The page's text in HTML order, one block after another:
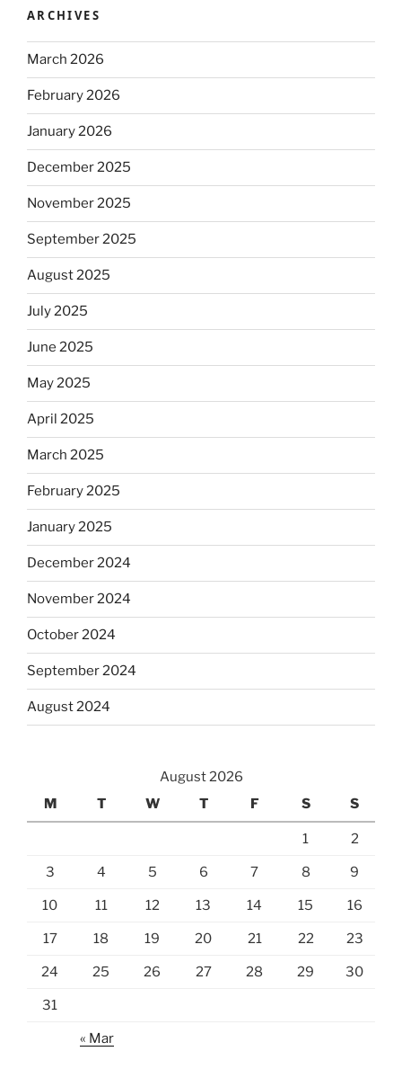
ARCHIVES
March 2026
February 2026
January 2026
December 2025
November 2025
September 2025
August 2025
July 2025
June 2025
May 2025
April 2025
March 2025
February 2025
January 2025
December 2024
November 2024
October 2024
September 2024
August 2024
August 2026
M
T W T F S S
1 2
3 4 5 6 7 8 9
10 11 12 13 14 15 16
17 18 19 20 21 22 23
24 25 26 27 28 29 30
31
« Mar